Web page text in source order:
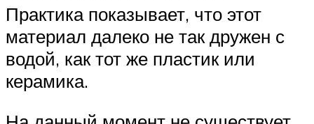
Практика показывает, что этот
материал далеко не так дружен с
водой, как тот же пластик или
керамика.